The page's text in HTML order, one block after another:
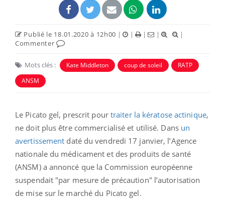
Publié le 18.01.2020 à 12h00 | | | |
|
Commenter
Mots clés : Kate Middleton coup de soleil
RATP
ANSM
Le Picato gel, prescrit pour traiter la kératose actinique,
ne doit plus être commercialisé et utilisé. Dans un
avertissement daté du vendredi 17 janvier, l’Agence
nationale du médicament et des produits de santé
(ANSM) a annoncé que la Commission européenne
suspendait "par mesure de précaution" l’autorisation
de mise sur le marché du Picato gel.